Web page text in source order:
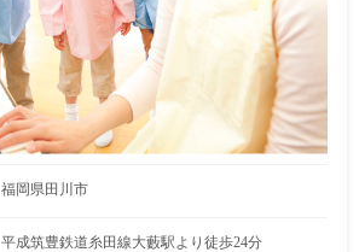
福岡県田川市
平成筑豊鉄道糸田線大藪駅より徒歩24分